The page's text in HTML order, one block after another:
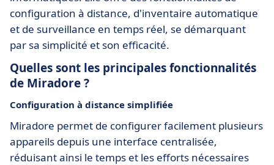
configuration à distance, d'inventaire automatique
et de surveillance en temps réel, se démarquant
par sa simplicité et son efficacité.
Quelles sont les principales fonctionnalités
de Miradore ?
Configuration à distance simplifiée
Miradore permet de configurer facilement plusieurs
appareils depuis une interface centralisée,
réduisant ainsi le temps et les efforts nécessaires